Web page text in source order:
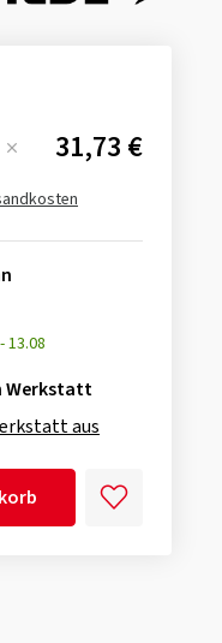
31,73 €
-13.08
Werkstatt
aus